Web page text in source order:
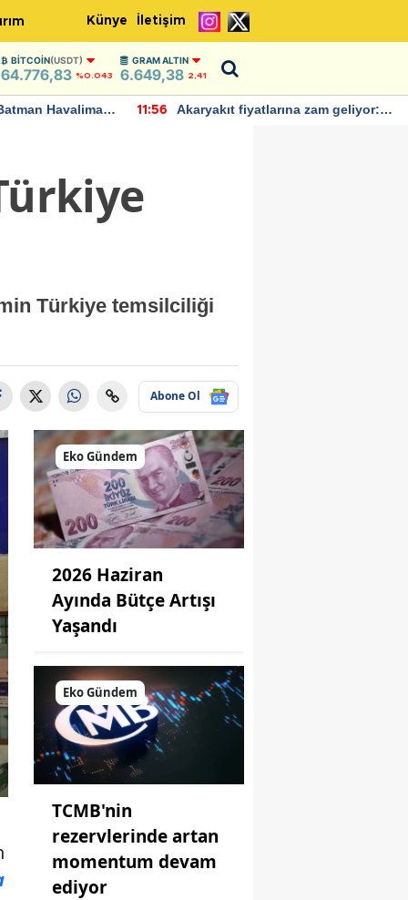
Künye İletişim
BITCOIN(USDT)
64.776,83 %0.043
GRAM ALTIN
6.649,38 2,41
Havalimanı
11:56
Akaryakıt fiyatlarına zam geliyor:
Türkiye temsilciliği
Abone Ol
Eko Gündem
2026 Haziran
Ayında Bütçe Artışı
Yaşandı
Eko Gündem
TCMB'nin
rezervlerinde artan
momentum devam
ediyor